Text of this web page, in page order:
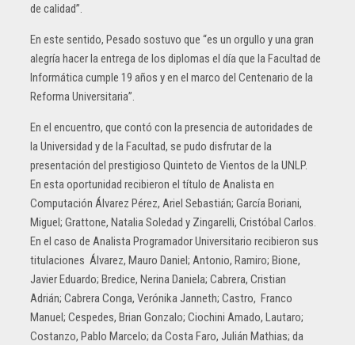
de calidad”.
En este sentido, Pesado sostuvo que “es un orgullo y una gran
alegría hacer la entrega de los diplomas el día que la Facultad de
Informática cumple 19 años y en el marco del Centenario de la
Reforma Universitaria”.
En el encuentro, que contó con la presencia de autoridades de
la Universidad y de la Facultad, se pudo disfrutar de la
presentación del prestigioso Quinteto de Vientos de la UNLP.
En esta oportunidad recibieron el título de Analista en
Computación Álvarez Pérez, Ariel Sebastián; García Boriani,
Miguel; Grattone, Natalia Soledad y Zingarelli, Cristóbal Carlos.
En el caso de Analista Programador Universitario recibieron sus
titulaciones Álvarez, Mauro Daniel; Antonio, Ramiro; Bione,
Javier Eduardo; Bredice, Nerina Daniela; Cabrera, Cristian
Adrián; Cabrera Conga, Verónika Janneth; Castro, Franco
Manuel; Cespedes, Brian Gonzalo; Ciochini Amado, Lautaro;
Costanzo, Pablo Marcelo; da Costa Faro, Julián Mathias; da